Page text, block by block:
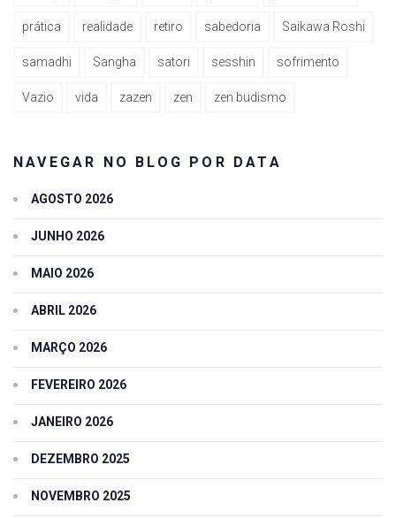
prática realidade retiro sabedoria Saikawa Roshi
samadhi Sangha satori sesshin sofrimento
Vazio vida zazen zen zen budismo
NAVEGAR NO BLOG POR DATA
AGOSTO 2026
JUNHO 2026
MAIO 2026
ABRIL 2026
MARÇO 2026
FEVEREIRO 2026
JANEIRO 2026
DEZEMBRO 2025
NOVEMBRO 2025